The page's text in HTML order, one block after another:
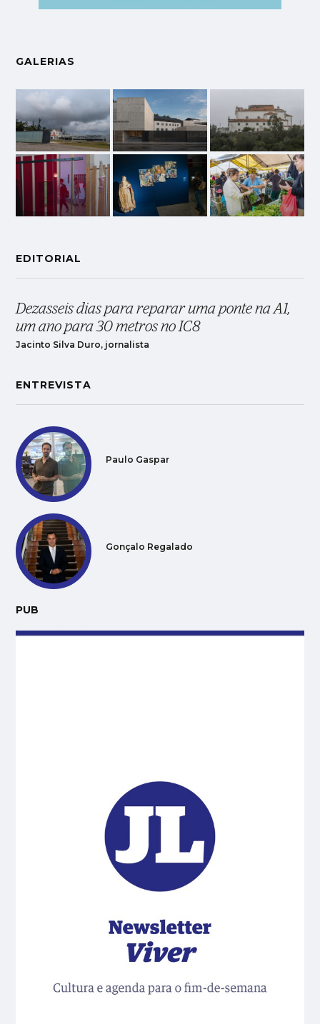
GALERIAS
EDITORIAL
Dezasseis dias para reparar uma ponte na A1,
um ano para 30 metros no IC8
Jacinto Silva Duro, jornalista
ENTREVISTA
Paulo Gaspar
Gonçalo Regalado
PUB